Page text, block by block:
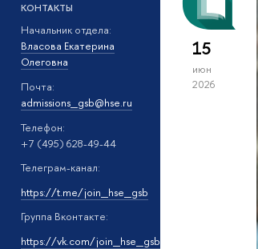
КОНТАКТЫ
Начальник отдела:
Власова Екатерина
Олеговна
Почта:
admissions_gsb@hse.ru
Телефон:
+7 (495) 628-49-44
Телеграм-канал:
https://t.me/join_hse_gsb
Группа Вконтакте:
https://vk.com/join_hse_gsb
15
июн
2026